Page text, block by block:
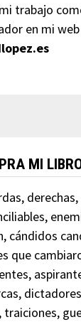
trabajo
en mi
MI
cándidos
que